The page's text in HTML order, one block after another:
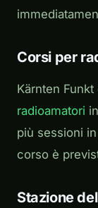
Corsi per
Kärnten
radioamatori
più sessioni
corso è
Stazione